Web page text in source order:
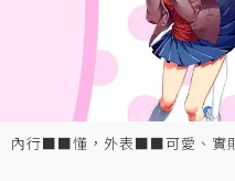
內行■■懂，外表■■可愛、